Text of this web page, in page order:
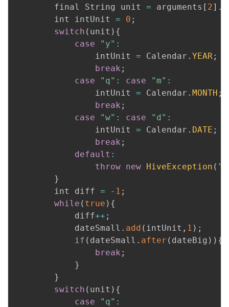
        final String unit
= arguments [ 2] .
        int intUnit
= 0 ;
switch ( unit ) {
case
"y" :
                intUnit
= Calendar . YEAR ;
break ;
case
"q" : case "m" :
                intUnit
= Calendar . MONTH ;
break ;
case
"w" : case "d" :
                intUnit
= Calendar . DATE ;
break ;
default :
throw new HiveException (
}
        int diff
= - 1 ;
while ( true ) {
            diff
++ ;
            dateSmall
. add ( intUnit , 1 ) ;
if ( dateSmall . after ( dateBig ) ) {
break ;
}
}
switch ( unit ) {
case
"q" :